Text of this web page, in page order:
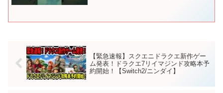
【緊急速報】スクエニドラクエ新作ゲー
ム発表！ドラクエ7リイマジンド攻略本予
約開始！【Switch2/ニンダイ】